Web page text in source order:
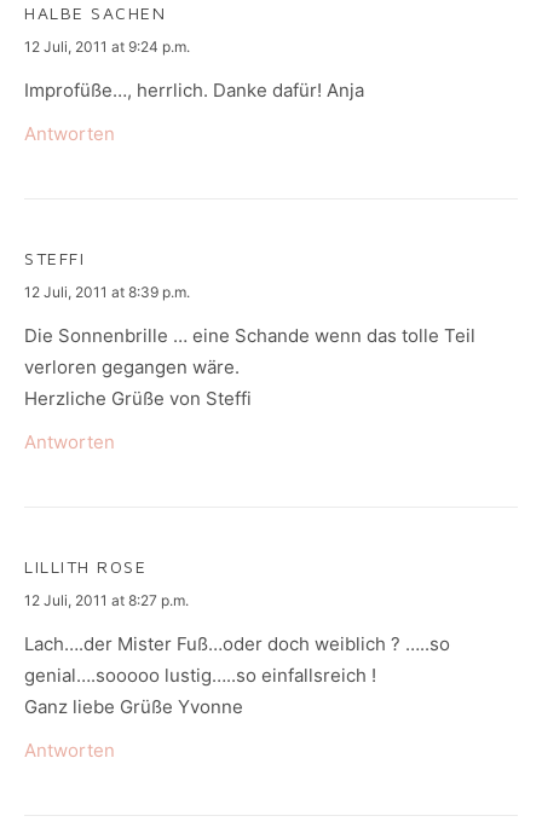
HALBE SACHEN
says:
12 Juli, 2011 at 9:24 p.m.
Improfüße…, herrlich. Danke dafür! Anja
Antworten
STEFFI
says:
12 Juli, 2011 at 8:39 p.m.
Die Sonnenbrille … eine Schande wenn das tolle Teil
verloren gegangen wäre.
Herzliche Grüße von Steffi
Antworten
LILLITH ROSE
says:
12 Juli, 2011 at 8:27 p.m.
Lach….der Mister Fuß…oder doch weiblich ? …..so
genial….sooooo lustig…..so einfallsreich !
Ganz liebe Grüße Yvonne
Antworten